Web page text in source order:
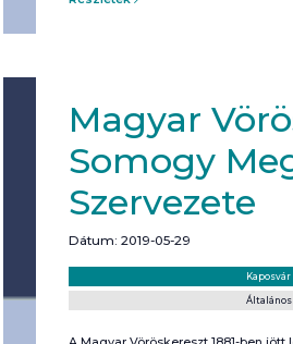
Magyar
Somogy
Szervezete
Dátum: 2019-05-29
Kaposvár
Általános